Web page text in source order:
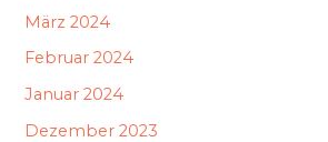
März 2024
Februar 2024
Januar 2024
Dezember 2023